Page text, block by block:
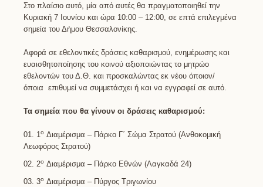
Στο πλαίσιο αυτό, μία από αυτές θα πραγματοποιηθεί την
Κυριακή 7 Ιουνίου και ώρα 10:00 – 12:00, σε επτά επιλεγμένα
σημεία του Δήμου Θεσσαλονίκης.
Αφορά σε εθελοντικές δράσεις καθαρισμού, ενημέρωσης και
ευαισθητοποίησης του κοινού αξιοποιώντας το μητρώο
εθελοντών του Δ.Θ. και προσκαλώντας εκ νέου όποιον/
όποια επιθυμεί να συμμετάσχει ή και να εγγραφεί σε αυτό.
Τα σημεία που θα γίνουν οι δράσεις καθαρισμού:
1ο Διαμέρισμα – Πάρκο Γ΄ Σώμα Στρατού (Ανθοκομική
Λεωφόρος Στρατού)
2ο Διαμέρισμα – Πάρκο Εθνών (Λαγκαδά 24)
3ο Διαμέρισμα – Πύργος Τριγωνίου